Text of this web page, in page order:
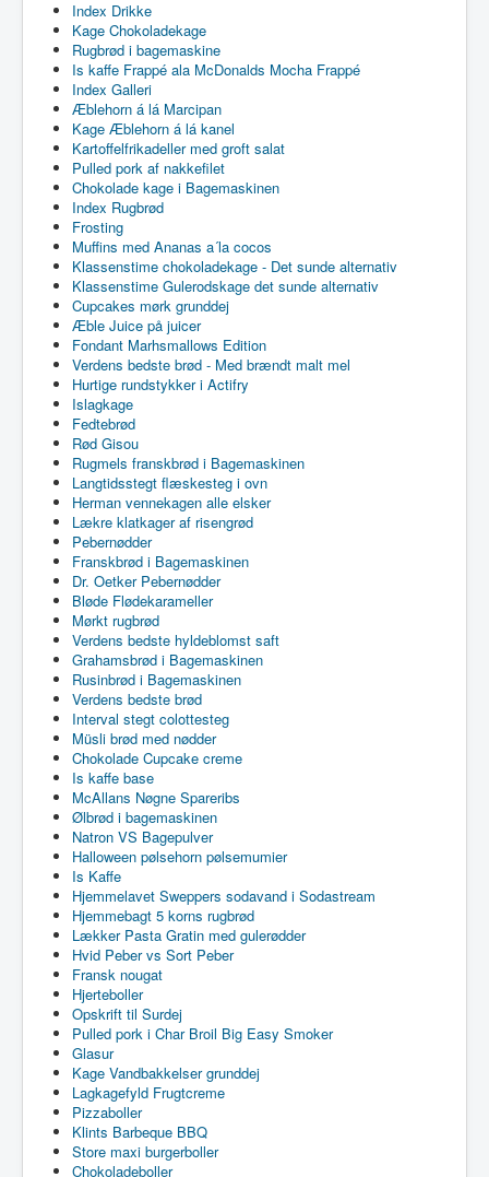
Index Drikke
Kage Chokoladekage
Rugbrød i bagemaskine
Is kaffe Frappé ala McDonalds Mocha Frappé
Index Galleri
Æblehorn á lá Marcipan
Kage Æblehorn á lá kanel
Kartoffelfrikadeller med groft salat
Pulled pork af nakkefilet
Chokolade kage i Bagemaskinen
Index Rugbrød
Frosting
Muffins med Ananas a´la cocos
Klassenstime chokoladekage - Det sunde alternativ
Klassenstime Gulerodskage det sunde alternativ
Cupcakes mørk grunddej
Æble Juice på juicer
Fondant Marhsmallows Edition
Verdens bedste brød - Med brændt malt mel
Hurtige rundstykker i Actifry
Islagkage
Fedtebrød
Rød Gisou
Rugmels franskbrød i Bagemaskinen
Langtidsstegt flæskesteg i ovn
Herman vennekagen alle elsker
Lækre klatkager af risengrød
Pebernødder
Franskbrød i Bagemaskinen
Dr. Oetker Pebernødder
Bløde Flødekarameller
Mørkt rugbrød
Verdens bedste hyldeblomst saft
Grahamsbrød i Bagemaskinen
Rusinbrød i Bagemaskinen
Verdens bedste brød
Interval stegt colottesteg
Müsli brød med nødder
Chokolade Cupcake creme
Is kaffe base
McAllans Nøgne Spareribs
Ølbrød i bagemaskinen
Natron VS Bagepulver
Halloween pølsehorn pølsemumier
Is Kaffe
Hjemmelavet Sweppers sodavand i Sodastream
Hjemmebagt 5 korns rugbrød
Lækker Pasta Gratin med gulerødder
Hvid Peber vs Sort Peber
Fransk nougat
Hjerteboller
Opskrift til Surdej
Pulled pork i Char Broil Big Easy Smoker
Glasur
Kage Vandbakkelser grunddej
Lagkagefyld Frugtcreme
Pizzaboller
Klints Barbeque BBQ
Store maxi burgerboller
Chokoladeboller